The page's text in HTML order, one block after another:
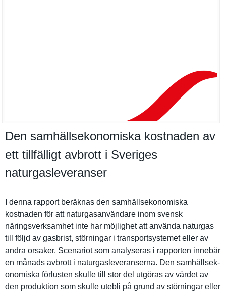
Den samhällsekonomiska kostnaden av
ett tillfälligt avbrott i Sveriges
naturgasleveranser
I denna rapport beräknas den samhällsek­onomiska
kostnaden för att naturgasan­vändare inom svensk
näringsver­ksamhet inte har möjlighet att använda naturgas
till följd av gasbrist, störningar i transports­ystemet eller av
andra orsaker. Scenariot som analyseras i rapporten innebär
en månads avbrott i naturgasle­veranserna. Den samhällsek­
onomiska förlusten skulle till stor del utgöras av värdet av
den produktion som skulle utebli på grund av störningar eller